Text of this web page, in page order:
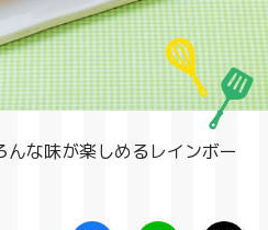
製
な味が楽しめるレインボー